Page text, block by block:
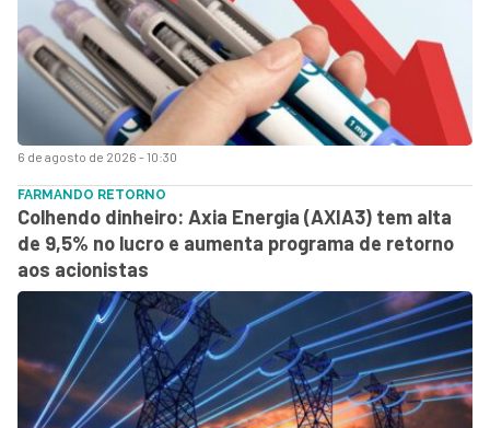
6 de agosto de 2026 - 10:30
FARMANDO RETORNO
Colhendo dinheiro: Axia Energia (AXIA3) tem alta
de 9,5% no lucro e aumenta programa de retorno
aos acionistas